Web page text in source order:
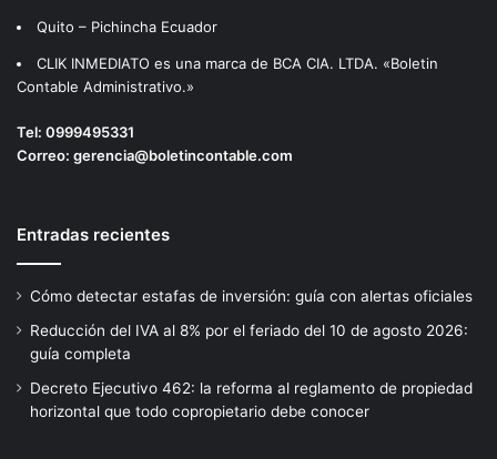
Quito – Pichincha Ecuador
CLIK INMEDIATO es una marca de BCA CIA. LTDA. «Boletin
Contable Administrativo.»
Tel: 0999495331
Correo: gerencia@boletincontable.com
Entradas recientes
Cómo detectar estafas de inversión: guía con alertas oficiales
Reducción del IVA al 8% por el feriado del 10 de agosto 2026:
guía completa
Decreto Ejecutivo 462: la reforma al reglamento de propiedad
horizontal que todo copropietario debe conocer